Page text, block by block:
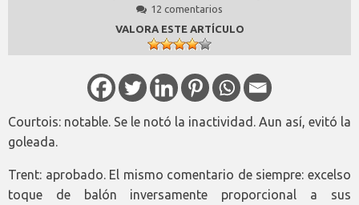
12 comentarios
VALORA ESTE ARTÍCULO
Courtois: notable. Se le notó la inactividad. Aun así, evitó la
goleada.
Trent: aprobado. El mismo comentario de siempre: excelso
toque de balón inversamente proporcional a sus